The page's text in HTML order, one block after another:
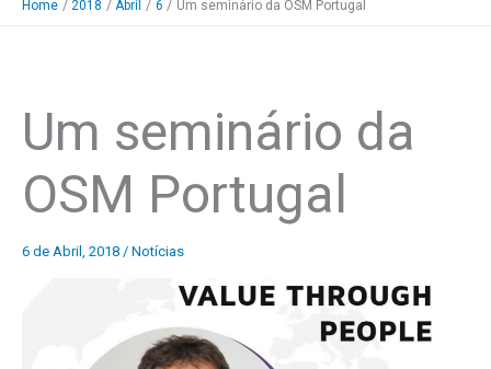
Home 2018 Abril 6 Um seminário da OSM Portugal
Um seminário da
OSM Portugal
6 de Abril, 2018 / Notícias